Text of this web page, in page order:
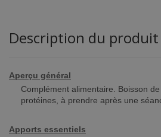
Description du produit
Aperçu général
Complément alimentaire. Boisson
protéines, à prendre après une
Apports essentiels